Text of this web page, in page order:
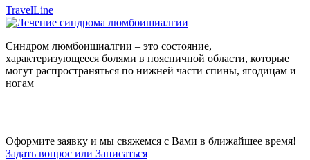
TravelLine
Синдром люмбоишиалгии – это состояние,
характеризующееся болями в поясничной области, которые
могут распространяться по нижней части спины, ягодицам и
ногам
Оформите заявку и мы свяжемся с Вами в ближайшее время!
Задать вопрос или Записаться